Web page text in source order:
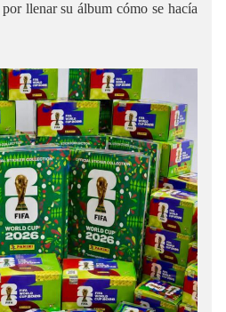
llenar su álbum cómo se hacía